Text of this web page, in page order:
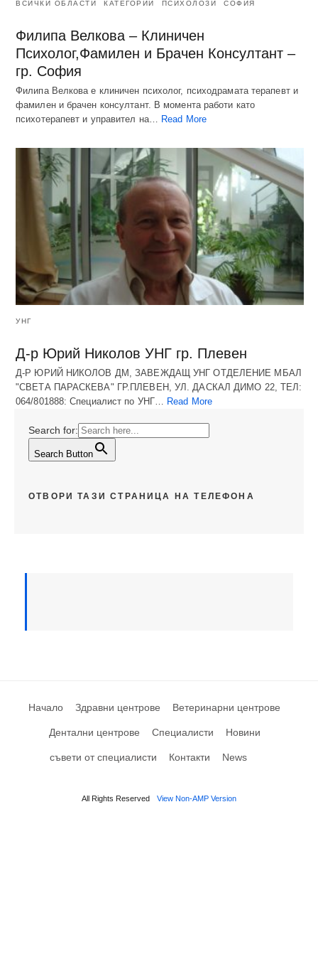
ВСИЧКИ ОБЛАСТИ КАТЕГОРИИ ПСИХОЛОЗИ СОФИЯ
Филипа Велкова – Клиничен
Психолог,Фамилен и Брачен Консултант –
гр. София
Филипа Велкова е клиничен психолог, психодрамата терапевт и
фамилен и брачен консултант. В момента работи като
психотерапевт и управител на…
Read More
УНГ
Д-р Юрий Николов УНГ гр. Плевен
Д-Р ЮРИЙ НИКОЛОВ ДМ, ЗАВЕЖДАЩ УНГ ОТДЕЛЕНИЕ МБАЛ
"СВЕТА ПАРАСКЕВА" ГР.ПЛЕВЕН, УЛ. ДАСКАЛ ДИМО 22, ТЕЛ:
064/801888: Специалист по УНГ… Read More
Search for:
Search Button
ОТВОРИ ТАЗИ СТРАНИЦА НА ТЕЛЕФОНА
Начало Здравни центрове Ветеринарни центрове
Дентални центрове Специалисти Новини
съвети от специалисти Контакти News
All Rights Reserved View Non-AMP Version